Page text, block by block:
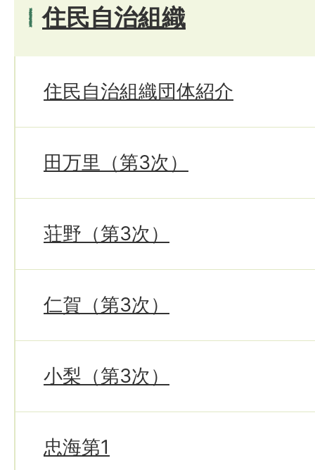
住民自治組織
住民自治組織団体紹介
田万里（第3次）
荘野（第3次）
仁賀（第3次）
小梨（第3次）
忠海第1